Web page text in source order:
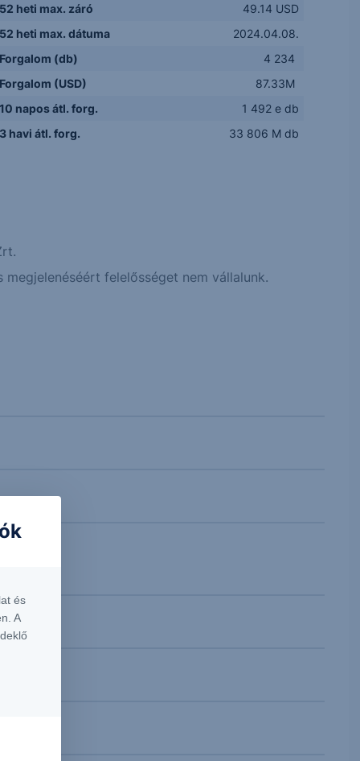
heti max. záró
49.14 USD
heti max. dátuma
2024.04.08.
(db)
4 234
(USD)
87.33M
napos átl. forg.
1 492 e db
havi átl. forg.
33 806 M db
felelősséget nem vállalunk.
és
A